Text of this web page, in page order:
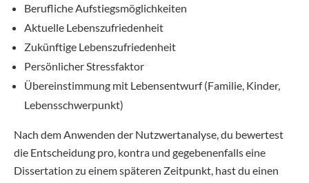
Berufliche Aufstiegsmöglichkeiten
Aktuelle Lebenszufriedenheit
Zukünftige Lebenszufriedenheit
Persönlicher Stressfaktor
Übereinstimmung mit Lebensentwurf (Familie, Kinder,
Lebensschwerpunkt)
Nach dem Anwenden der Nutzwertanalyse, du bewertest
die Entscheidung pro, kontra und gegebenenfalls eine
Dissertation zu einem späteren Zeitpunkt, hast du einen